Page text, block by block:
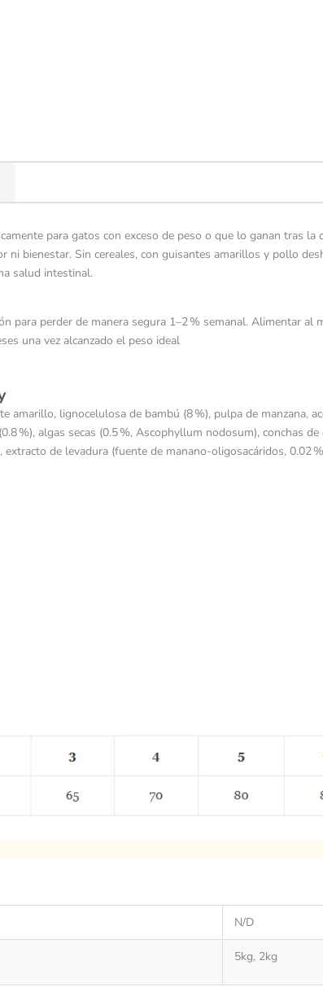
para gatos con exceso de peso o que lo ganan tras la
bienestar. Sin cereales, con guisantes amarillos y pollo
salud intestinal.
para perder de manera segura 1–2 % semanal. Alimentar
una vez alcanzado el peso ideal
lignocelulosa de bambú (8 %), pulpa de manzana,
%), algas secas (0.5 %, Ascophyllum nodosum), conchas
de levadura (fuente de manano-oligosacáridos, 0.02
N/D
5kg, 2kg